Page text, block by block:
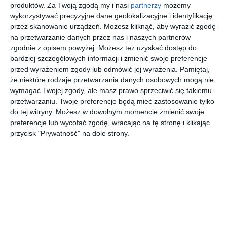
produktów. Za Twoją zgodą my i nasi partnerzy możemy
wykorzystywać precyzyjne dane geolokalizacyjne i identyfikację
przez skanowanie urządzeń. Możesz kliknąć, aby wyrazić zgodę
na przetwarzanie danych przez nas i naszych partnerów
zgodnie z opisem powyżej. Możesz też uzyskać dostęp do
bardziej szczegółowych informacji i zmienić swoje preferencje
przed wyrażeniem zgody lub odmówić jej wyrażenia.
Pamiętaj,
że niektóre rodzaje przetwarzania danych osobowych mogą nie
wymagać Twojej zgody, ale masz prawo sprzeciwić się takiemu
przetwarzaniu. Twoje preferencje będą mieć zastosowanie tylko
do tej witryny. Możesz w dowolnym momencie zmienić swoje
preferencje lub wycofać zgodę, wracając na tę stronę i klikając
przycisk "Prywatność" na dole strony.
wzornictwo połączona z inteligentnymi detalami oraz
niezwykłym wzornictwem. Dzięki modułowemu
charakterowi spełni wszystkie indywidualne potrzeby
użytkownika.
AUTOR:GEBERIT
DODAJ DO ULUBIONYCH
UDOSTĘPNIJ
Pozostałe zdjęcia w projekcie:Seria łazienkowa Geberit
Acanto